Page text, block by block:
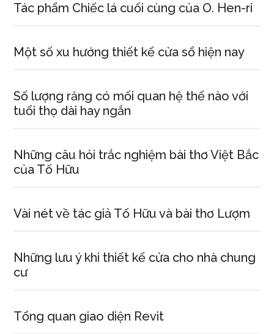
Tác phẩm Chiếc lá cuối cùng của O. Hen-ri
Một số xu hướng thiết kế cửa sổ hiện nay
Số lượng răng có mối quan hệ thế nào với
tuổi thọ dài hay ngắn
Những câu hỏi trắc nghiệm bài thơ Việt Bắc
của Tố Hữu
Vài nét về tác giả Tố Hữu và bài thơ Lượm
Những lưu ý khi thiết kế cửa cho nhà chung
cư
Tổng quan giao diện Revit